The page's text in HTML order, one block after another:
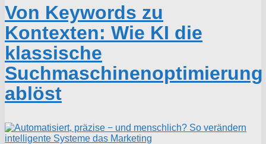
Von Keywords zu
Kontexten: Wie KI die
klassische
Suchmaschinenoptimierung
ablöst